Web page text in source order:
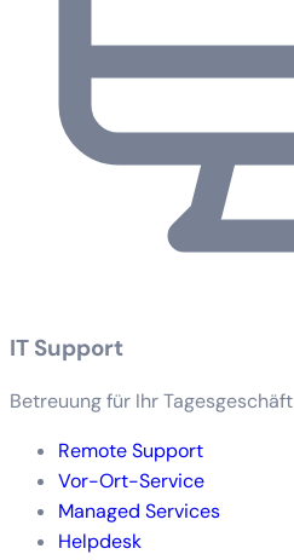
IT Support
Betreuung für Ihr Tagesgeschäft
Remote Support
Vor-Ort-Service
Managed Services
Helpdesk